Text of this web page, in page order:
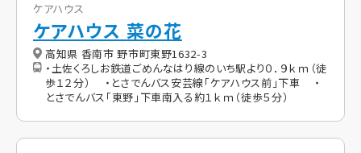
ケアハウス
ケアハウス 菜の花
高知県 香南市 野市町東野1632-3
・土佐くろしお鉄道ごめんなはり線のいち駅より０．９ｋｍ（徒
歩１２分） ・とさでんバス安芸線「ケアハウス前」下車 ・
とさでんバス「東野」下車南入る約１ｋｍ（徒歩５分）